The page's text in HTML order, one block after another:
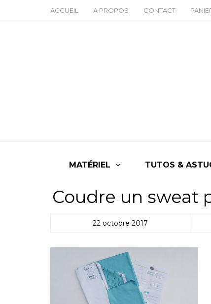
ACCUEIL A PROPOS CONTACT
MATÉRIEL TUTOS &
Coudre un sweat
22 octobre 2017